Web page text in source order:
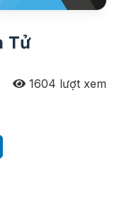
Tử
1604 lượt xem